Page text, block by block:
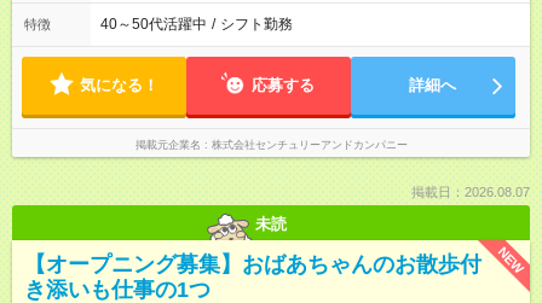
特徴 40～50代活躍中 / シフト勤務
気になる！ 応募する 詳細へ
掲載元企業名 株式会社センチュリーアンドカンパニー
掲載日：2026.08.07
未読
NEW
【オープニング募集】おばあちゃんのお散歩付
き添いも仕事の1つ